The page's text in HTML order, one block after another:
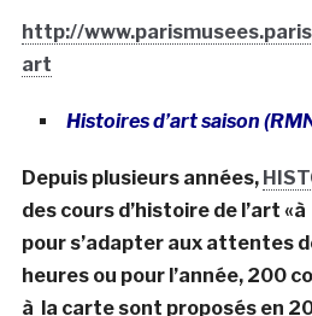
http://
art
Histoires d’art saison
Depuis plusieurs années,
des cours d’histoire de l’art
pour s’adapter aux attentes
heures ou pour l’année, 200
à la carte sont proposés en